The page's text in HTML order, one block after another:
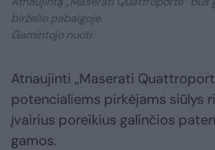
birželio pabaigoje.
Gamintojo nuotr.
Atnaujinti „Maserati
potencialiems pirkėjams siūlys
įvairius poreikius galinčios
gamos.